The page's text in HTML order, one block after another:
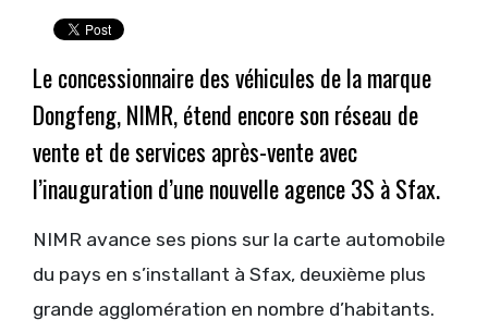
Le concessionnaire des véhicules de la marque
Dongfeng, NIMR, étend encore son réseau de
vente et de services après-vente avec
l’inauguration d’une nouvelle agence 3S à Sfax.
NIMR avance ses pions sur la carte automobile
du pays en s’installant à Sfax, deuxième plus
grande agglomération en nombre d’habitants.